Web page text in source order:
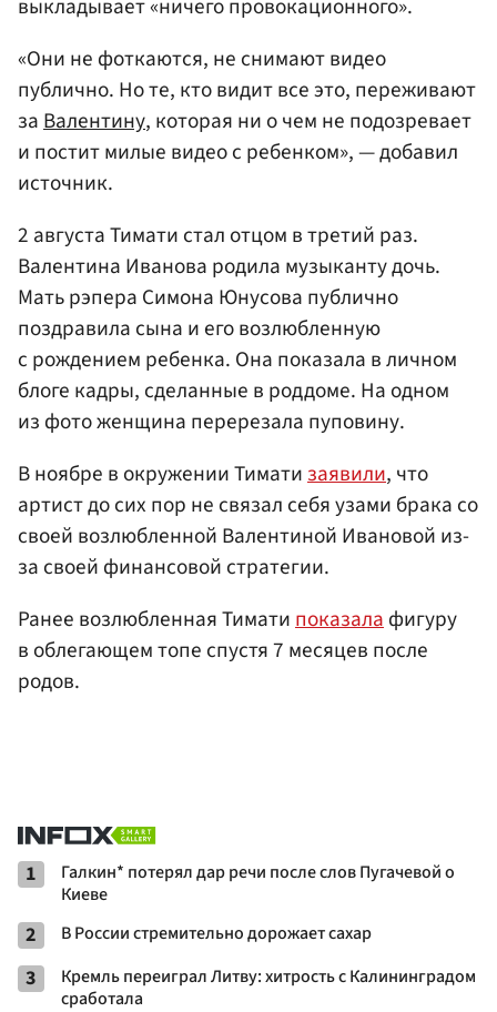
выкладывает «ничего провокационного».
«Они не фоткаются, не снимают видео
публично. Но те, кто видит все это, переживают
заВалентину, которая ни о чем не подозревает
и постит милые видео с ребенком», — добавил
источник.
2 августа Тимати стал отцом в третий раз.
Валентина Иванова родила музыканту дочь.
Мать рэпера Симона Юнусова публично
поздравила сына и его возлюбленную
с рождением ребенка. Она показала в личном
блоге кадры, сделанные в роддоме. На одном
из фото женщина перерезала пуповину.
В ноябре в окружении Тиматизаявили, что
артист до сих пор не связал себя узами брака со
своей возлюбленной Валентиной Ивановой из-
за своей финансовой стратегии.
Ранее возлюбленная Тиматипоказалафигуру
в облегающем топе спустя 7 месяцев после
родов.
1
Галкин* потерял дар речи после слов Пугачевой о
Киеве
2 В России стремительно дорожает сахар
3
Кремль переиграл Литву: хитрость с Калининградом
сработала